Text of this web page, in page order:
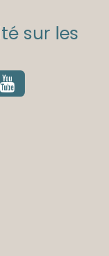
sur les